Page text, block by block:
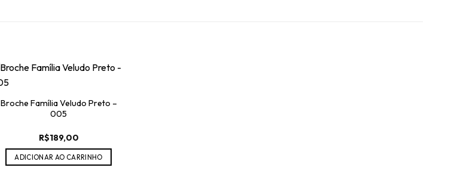
Broche Família Veludo Preto –
005
R$189,00
ADICIONAR AO CARRINHO